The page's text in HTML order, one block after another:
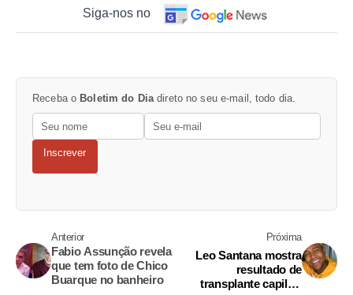
Siga-nos no
Receba o Boletim do Dia direto no seu e-mail, todo dia.
Inscrever
Anterior
Fabio Assunção revela
que tem foto de Chico
Buarque no banheiro
Próxima
Leo Santana mostra
resultado de
transplante capilar: